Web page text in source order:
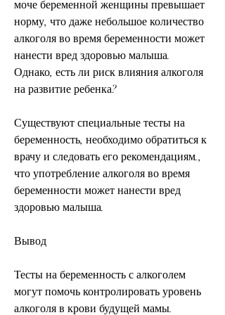
моче беременной женщины превышает
норму, что даже небольшое количество
алкоголя во время беременности может
нанести вред здоровью малыша.
Однако, есть ли риск влияния алкоголя
на развитие ребенка?
Существуют специальные тесты на
беременность, необходимо обратиться к
врачу и следовать его рекомендациям.,
что употребление алкоголя во время
беременности может нанести вред
здоровью малыша.
Вывод
Тесты на беременность с алкоголем
могут помочь контролировать уровень
алкоголя в крови будущей мамы.